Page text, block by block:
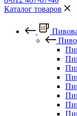
Каталог товаров